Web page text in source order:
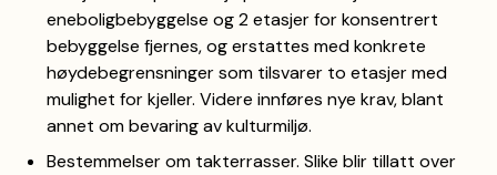
eneboligbebyggelse og 2 etasjer for konsentrert
bebyggelse fjernes, og erstattes med konkrete
høydebegrensninger som tilsvarer to etasjer med
mulighet for kjeller. Videre innføres nye krav, blant
annet om bevaring av kulturmiljø.
Bestemmelser om takterrasser. Slike blir tillatt over